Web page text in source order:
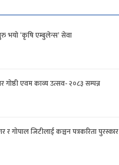
भयो ‘कृषि एम्बुलेन्स’ सेवा
गोष्ठी एवम काव्य उत्सव- २०८३ सम्पन्न
गोपाल जिटीलाई कञ्चन पत्रकरिता पुरस्कार